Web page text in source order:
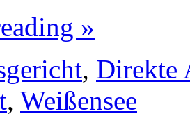
»
, Direkte
, Weißensee